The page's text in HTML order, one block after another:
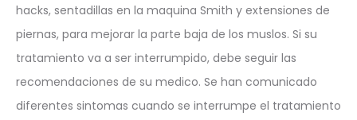
hacks, sentadillas en la maquina Smith y extensiones de
piernas, para mejorar la parte baja de los muslos. Si su
tratamiento va a ser interrumpido, debe seguir las
recomendaciones de su medico. Se han comunicado
diferentes sintomas cuando se interrumpe el tratamiento